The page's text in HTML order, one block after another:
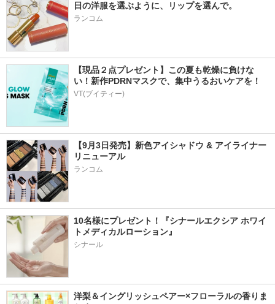
日の洋服を選ぶように、リップを選んで。
ランコム
【現品２点プレゼント】この夏も乾燥に負けな
い！新作PDRNマスクで、集中うるおいケアを！
VT(ブイティー)
【9月3日発売】新色アイシャドウ & アイライナー
リニューアル
ランコム
10名様にプレゼント！『シナールエクシア ホワイ
トメディカルローション』
シナール
洋梨＆イングリッシュペアー×フローラルの香りま